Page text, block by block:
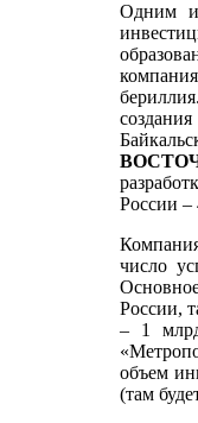
Одним
России –
число
России,
– 1
объем
(там